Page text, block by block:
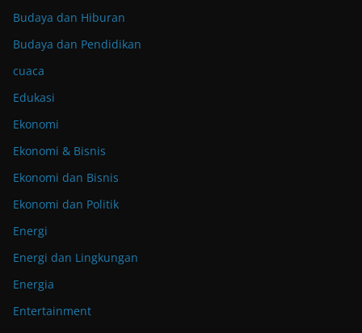
Budaya dan Hiburan
Budaya dan Pendidikan
cuaca
Edukasi
Ekonomi
Ekonomi & Bisnis
Ekonomi dan Bisnis
Ekonomi dan Politik
Energi
Energi dan Lingkungan
Energia
Entertainment